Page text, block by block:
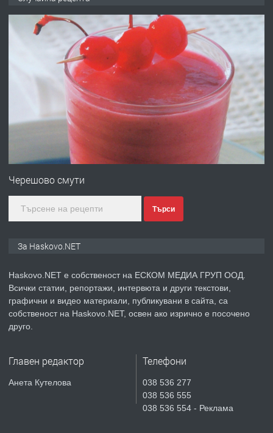
АПАРТАМЕНТ В ЦЕНТЪРА НА ГР.
ХАСКОВО
преди 2 дни
Давам гараж под наем
преди 2 дни
№4120 Магазин/Офис под наем в кв.
преди 3 дни
ПРЕДЛАГА
Продавам парцел в гр. Хасково кв.
СГЛОБЯВАНЕ НА МЕБЕЛИ.
Черешово смути
Търси
За Haskovo.NET
Haskovo.NET е собственост на ЕСКОМ МЕДИА ГРУП ООД.
Всички статии, репортажи, интервюта и други текстови,
графични и видео материали, публикувани в сайта, са
собственост на Haskovo.NET, освен ако изрично е посочено
друго.
Главен редактор
Анета Кутелова
Телефони
038 536 277
038 536 555
038 536 554 - Реклама